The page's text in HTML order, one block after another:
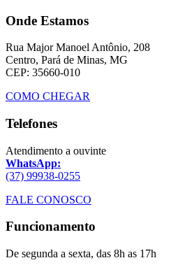
Onde Estamos
Rua Major Manoel Antônio, 208
Centro, Pará de Minas, MG
CEP: 35660-010
COMO CHEGAR
Telefones
Atendimento a ouvinte
WhatsApp:
(37) 99938-0255
FALE CONOSCO
Funcionamento
De segunda a sexta, das 8h as 17h